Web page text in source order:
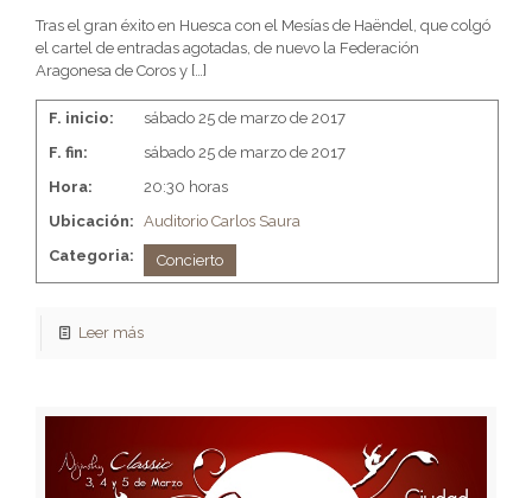
Tras el gran éxito en Huesca con el Mesías de Haëndel, que colgó
el cartel de entradas agotadas, de nuevo la Federación
Aragonesa de Coros y […]
F. inicio:
sábado 25 de marzo de 2017
F. fin:
sábado 25 de marzo de 2017
Hora:
20:30 horas
Ubicación: Auditorio Carlos Saura
Categoria:
Concierto
Leer más